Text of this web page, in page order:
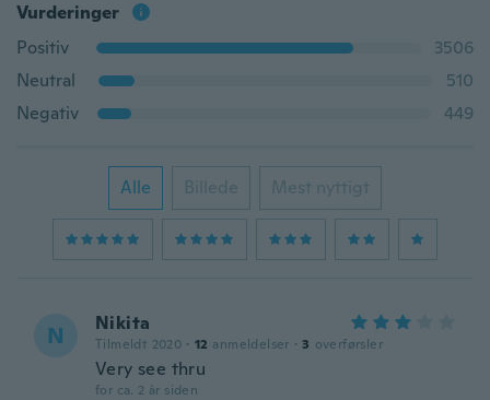
Vurderinger
Positiv
3506
Neutral
510
Negativ
449
Alle Billede Mest nyttigt
N Nikita
Tilmeldt 2020 · 12 anmeldelser · 3 overførsler
Very see thru
for ca. 2 år siden